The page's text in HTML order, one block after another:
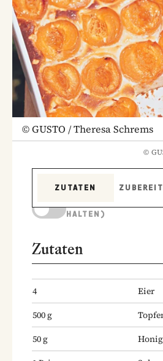
©GUSTO / Theresa Schrems
©
ZUTATEN
HALTEN)
Zutaten
4
Eier
500g
50g
Honig